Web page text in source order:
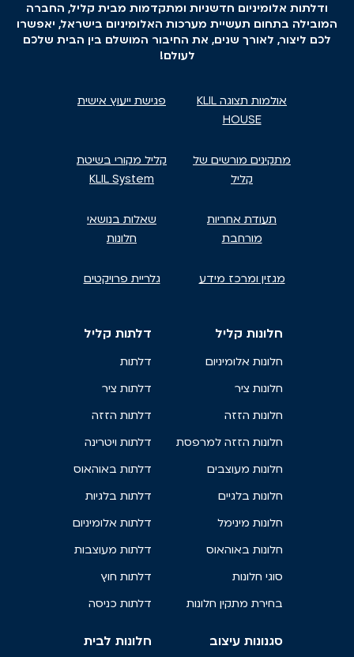
ודלתות אלומיניום חדשניות ומתקדמות מבית קליל, החברה
המובילה בתחום תעשיית מערכות האלומיניום בישראל, יאפשרו
לכם ליצור, לאורך שנים, את החיבור המושלם בין הבית שלכם
לעולם!
אולמות תצוגה KLIL
HOUSE
פגישת ייעוץ אישית
מתקינים מורשים של
קליל
קליל מקורי בשיטת
KLIL System
תעודת אחריות
מורחבת
שאלות בנושאי
חלונות
מגזין ומרכז מידע גלריית פרויקטים
חלונות קליל
חלונות אלומיניום
חלונות ציר
חלונות הזזה
חלונות הזזה למרפסת
חלונות מעוצבים
חלונות בלגיים
חלונות מינימל
חלונות באוהאוס
סוגי חלונות
בחירת מתקין חלונות
דלתות קליל
דלתות
דלתות ציר
דלתות הזזה
דלתות ויטרינה
דלתות באוהאוס
דלתות בלגיות
דלתות אלומיניום
דלתות מעוצבות
דלתות חוץ
דלתות כניסה
סגנונות עיצוב חלונות לבית